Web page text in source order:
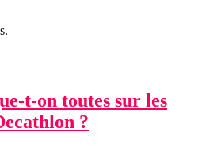
t-on toutes sur les
?